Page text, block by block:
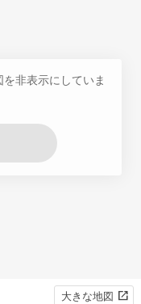
非表示にしていま
大きな地図